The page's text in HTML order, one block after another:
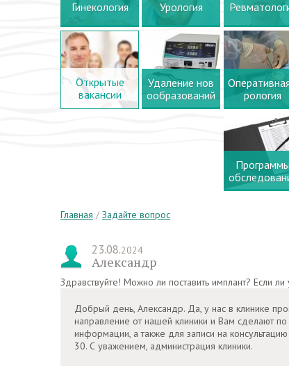
Гинекология Урология
Открытые
вакансии
Удаление нов
ообразований
рология
Программы
Главная / Задайте вопрос
23.08.2024
Александр
Здравствуйте! Можно ли поставить имплант? Если
Добрый день, Александр. Да, у нас в клинике
направление от нашей клиники и Вам сделают
информации, а также для записи на
30. С уважением, администрация клиники.